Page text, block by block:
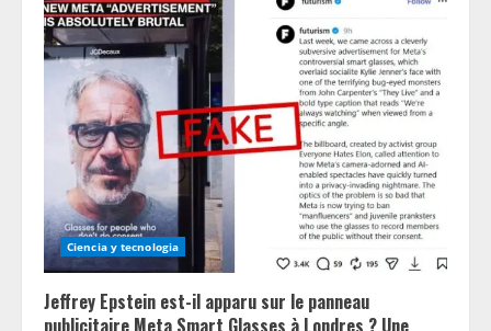
Ciencia y tecnologia
Jeffrey Epstein est-il apparu sur le panneau
publicitaire Meta Smart Glasses à Londres ? Une